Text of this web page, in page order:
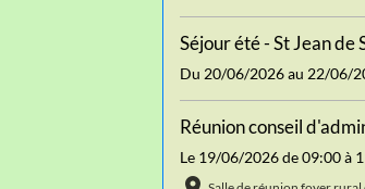
Séjour été - St Jean de
Du 20/06/2026 au 22/06/
Réunion conseil
Le 19/06/2026 de 09:00 à